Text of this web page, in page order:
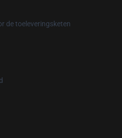
de toeleveringsketen